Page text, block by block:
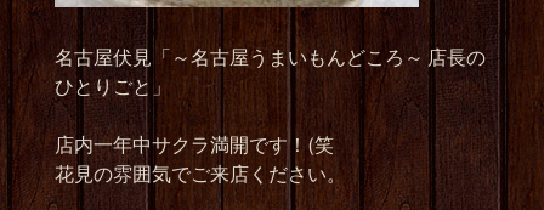
名古屋伏見「～名古屋うまいもんどころ～ 店長の
ひとりごと」
店内一年中サクラ満開です！(笑
花見の雰囲気でご来店ください。